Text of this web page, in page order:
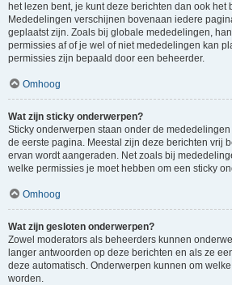
het lezen bent, je kunt deze berichten dan ook het
Mededelingen verschijnen bovenaan iedere
geplaatst zijn. Zoals bij globale mededelingen,
permissies af of je wel of niet mededelingen kan
permissies zijn bepaald door een beheerder.
Omhoog
Wat zijn sticky onderwerpen?
Sticky onderwerpen staan onder de
de eerste pagina. Meestal zijn deze berichten vrij
ervan wordt aangeraden. Net zoals bij
welke permissies je moet hebben om een sticky
Omhoog
Wat zijn gesloten onderwerpen?
Zowel moderators als beheerders kunnen
langer antwoorden op deze berichten en als ze
deze automatisch. Onderwerpen kunnen om
worden.